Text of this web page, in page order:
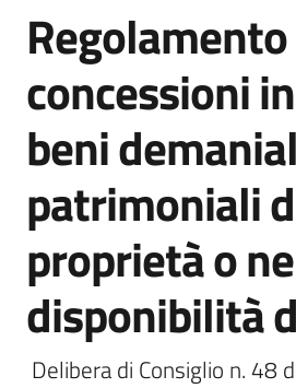
Novità
Servizi
Vivere
il
Comune
Prenotazione
appuntamento
Salta al contenuto
concessioni
beni
patrimoniali
proprietà o
disponibilità
Delibera di Consiglio n. 48